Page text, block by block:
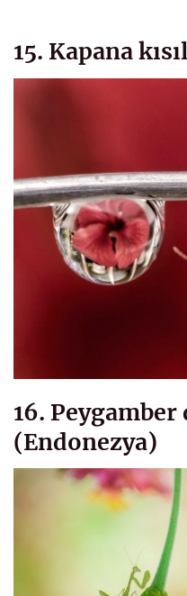
15. Kapana
16. Peygamber
(Endonezya)